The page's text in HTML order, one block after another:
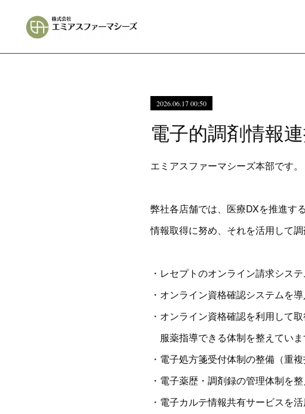
2026.06.17 00:50
電子的調剤情報
エミアスファーマシーズ本部です。
弊社各店舗では、医療DXを推進す
情報取得に努め、それを活用して
・レセプトのオンライン請求シス
・オンライン資格確認システムを
・オンライン資格確認を利用して
服薬指導できる体制を整えていま
・電子処方箋受付体制の整備（重
・電子薬歴・調剤録の管理体制を
・電子カルテ情報共有サービスを